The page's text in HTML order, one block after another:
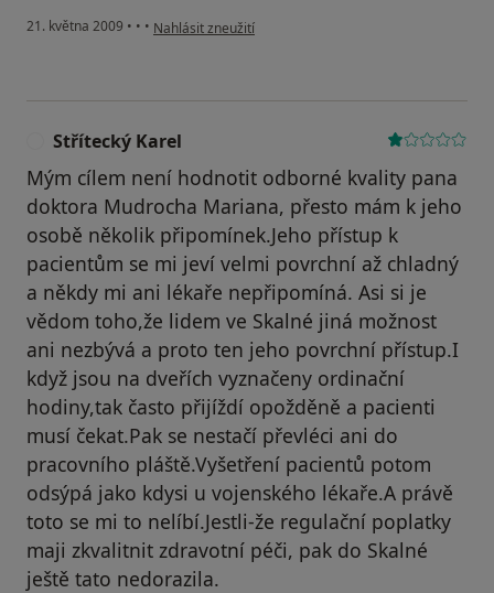
21. května 2009 • • • podle názoru uživatele mašková
Nahlásit zneužití
Střítecký Karel
Mým cílem není hodnotit odborné kvality pana
doktora Mudrocha Mariana, přesto mám k jeho
osobě několik připomínek.Jeho přístup k
pacientům se mi jeví velmi povrchní až chladný
a někdy mi ani lékaře nepřipomíná. Asi si je
vědom toho,že lidem ve Skalné jiná možnost
ani nezbývá a proto ten jeho povrchní přístup.I
když jsou na dveřích vyznačeny ordinační
hodiny,tak často přijíždí opožděně a pacienti
musí čekat.Pak se nestačí převléci ani do
pracovního pláště.Vyšetření pacientů potom
odsýpá jako kdysi u vojenského lékaře.A právě
toto se mi to nelíbí.Jestli-že regulační poplatky
maji zkvalitnit zdravotní péči, pak do Skalné
ještě tato nedorazila.